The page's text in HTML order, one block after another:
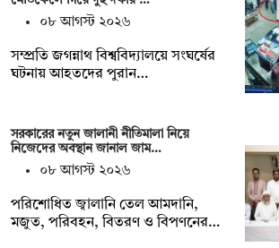
০৮ আগস্ট ২০২৬
সম্প্রতি জগন্নাথ বিশ্ববিদ্যালয়ে সংঘর্ষের
ঘটনায় আহতদের পুরান…
সরকারের নতুন জালানী নীতিমালা নিয়ে
নিজেদের অবস্থান জানাল জাম…
০৮ আগস্ট ২০২৬
পরিশোধিত জ্বালানি তেল আমদানি,
মজুত, পরিবহন, বিতরণ ও বিপণনের…